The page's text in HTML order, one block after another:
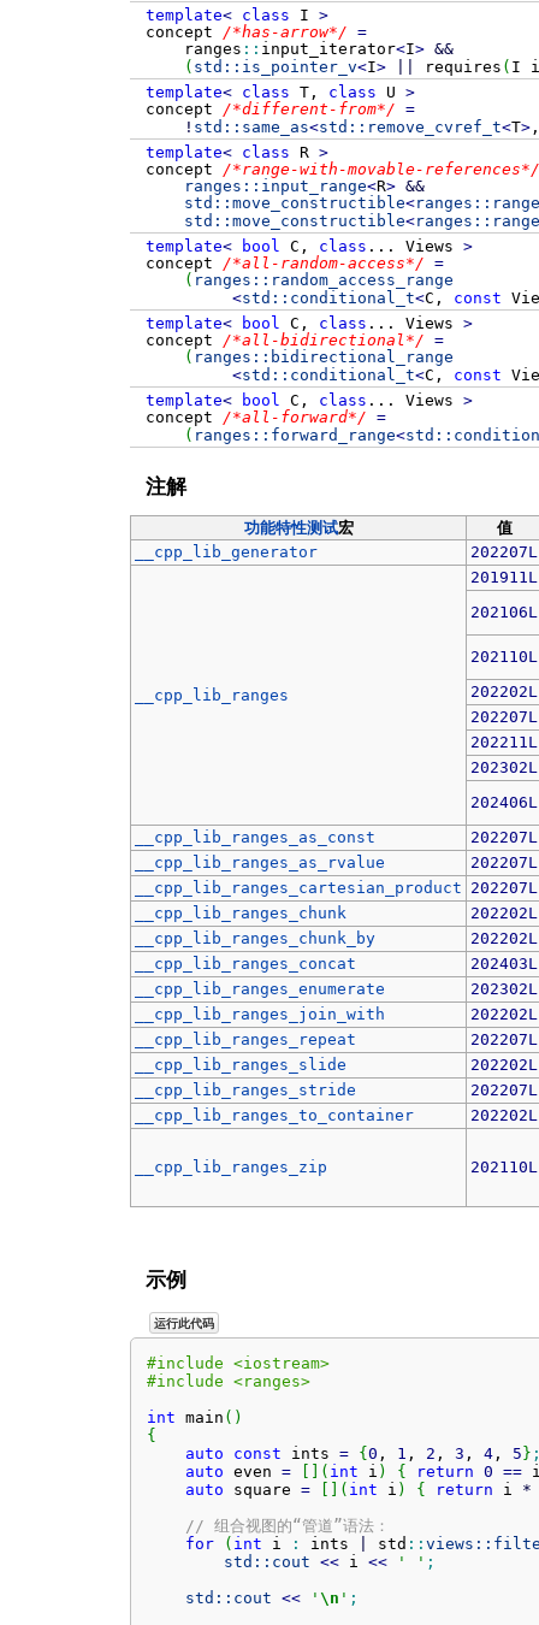
template< class I >
concept /*has-arrow*/ =
ranges :: input_iterator<I> &&
( std:: is_pointer_v<I> requires ( I i
template< class T, class U >
concept /*different-from*/ =
! std:: same_as<std:: remove_cvref_t<T>
template< class R >
concept /*range-with-movable-references*/
ranges:: input_range<R> &&
std:: move_constructible<ranges::
std:: move_constructible<ranges::
template< bool C, class ... Views >
concept /*all-random-access*/ =
( ranges:: random_access_range
<std:: conditional_t<C, const
template< bool C, class ... Views >
concept /*all-bidirectional*/ =
( ranges:: bidirectional_range
<std:: conditional_t<C, const
template< bool C, class ... Views >
concept /*all-forward*/ =
( ranges:: forward_range<std::
注解
功能特性测试宏
值
__cpp_lib_generator
202207L
__cpp_lib_ranges
201911L
202106L
202110L
202202L
202207L
202211L
202302L
202406L
__cpp_lib_ranges_as_const
202207L
__cpp_lib_ranges_as_rvalue
202207L
__cpp_lib_ranges_cartesian_product 202207L
__cpp_lib_ranges_chunk
202202L
__cpp_lib_ranges_chunk_by
202202L
__cpp_lib_ranges_concat
202403L
__cpp_lib_ranges_enumerate
202302L
__cpp_lib_ranges_join_with
202202L
__cpp_lib_ranges_repeat
202207L
__cpp_lib_ranges_slide
202202L
__cpp_lib_ranges_stride
202207L
__cpp_lib_ranges_to_container
202202L
__cpp_lib_ranges_zip 202110L
示例
运行此代码
#include <iostream>
#include <ranges>
int main ( )
{
auto
const ints = { 0 , 1 , 2 , 3 , 4, 5 }
auto even = ( int i ) { return 0 ==
auto square = ( int i ) { return i *
// 组合视图的“管道”语法：
for
( int i : ints std :: views::
std:: cout << i << ' ' ;
std:: cout << ' \n ' ;